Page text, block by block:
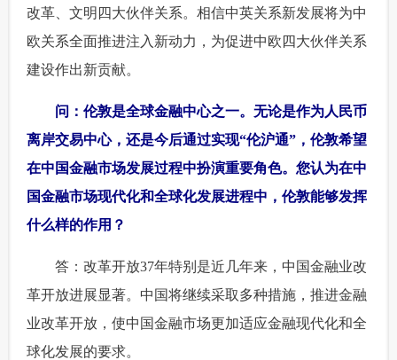
改革、文明四大伙伴关系。相信中英关系新发展将为中
欧关系全面推进注入新动力，为促进中欧四大伙伴关系
建设作出新贡献。
问：伦敦是全球金融中心之一。无论是作为人民币
离岸交易中心，还是今后通过实现“伦沪通”，伦敦希望
在中国金融市场发展过程中扮演重要角色。您认为在中
国金融市场现代化和全球化发展进程中，伦敦能够发挥
什么样的作用？
答：改革开放37年特别是近几年来，中国金融业改
革开放进展显著。中国将继续采取多种措施，推进金融
业改革开放，使中国金融市场更加适应金融现代化和全
球化发展的要求。